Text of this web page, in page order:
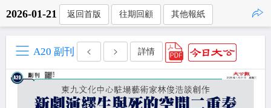
2026-01-21 返回首版 往期回顧 其他報紙
A20 副刊 詳情